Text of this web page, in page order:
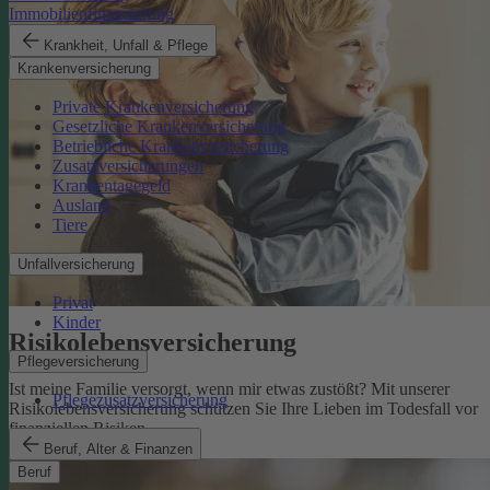
Immobilienfinanzierung
Krankheit, Unfall & Pflege
Krankenversicherung
Private Krankenversicherung
Gesetzliche Krankenversicherung
Betriebliche Krankenversicherung
Zusatzversicherungen
Krankentagegeld
Ausland
Tiere
Unfallversicherung
Privat
Kinder
Pflegeversicherung
Pflegezusatzversicherung
Beruf, Alter & Finanzen
Beruf
Risikolebens­versicherung
Ist meine Familie versorgt, wenn mir etwas zustößt? Mit unserer
Risikolebensversicherung schützen Sie Ihre Lieben im Todesfall vor
finanziellen Risiken.
Risikolebensversicherung